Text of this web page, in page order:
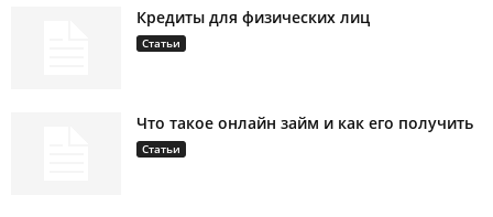
Кредиты для физических лиц
Статьи
Что такое онлайн займ и как его получить
Статьи